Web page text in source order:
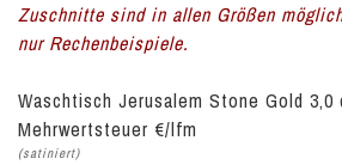
Zuschnitte sind in allen Größen
nur Rechenbeispiele.
Waschtisch Jerusalem Stone Gold 3,0
Mehrwertsteuer €/lfm
(satiniert)